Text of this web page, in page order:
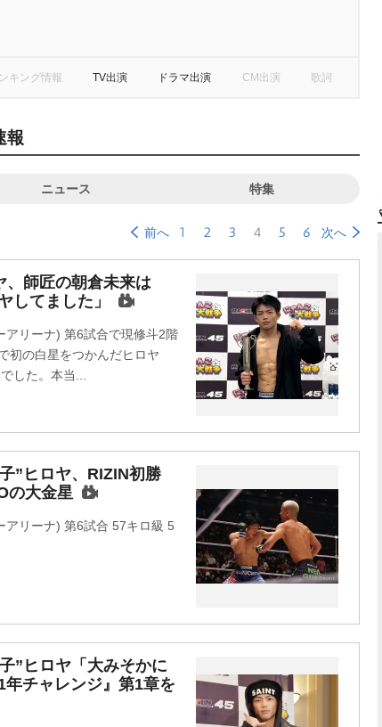
キング情報 TV出演 ドラマ出演 CM出演 歌詞
報
ニュース 特集
前へ 1 2 3 4 5 6 次へ
、師匠の朝倉未来は
してました」
リーナ) 第6試合で現修斗2階
初の白星をつかんだヒロヤ
した。本当...
”ヒロヤ、RIZIN初勝
の大金星
リーナ) 第6試合 57キロ級 5
”ヒロヤ「大みそかに
チャレンジ』第1章を